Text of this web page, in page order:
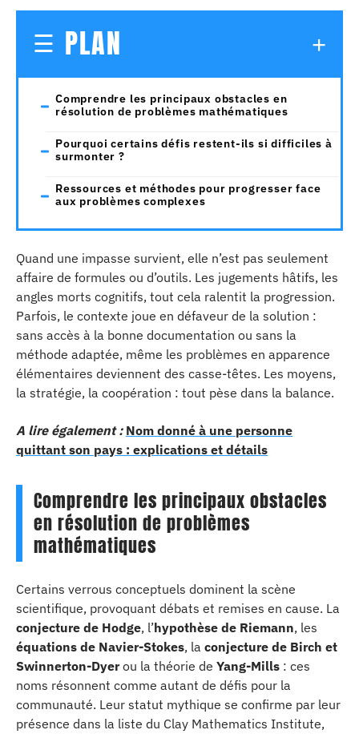
PLAN
Comprendre les principaux obstacles en
résolution de problèmes mathématiques
Pourquoi certains défis restent-ils si difficiles à
surmonter ?
Ressources et méthodes pour progresser face
aux problèmes complexes
Quand une impasse survient, elle n’est pas seulement
affaire de formules ou d’outils. Les jugements hâtifs, les
angles morts cognitifs, tout cela ralentit la progression.
Parfois, le contexte joue en défaveur de la solution :
sans accès à la bonne documentation ou sans la
méthode adaptée, même les problèmes en apparence
élémentaires deviennent des casse-têtes. Les moyens,
la stratégie, la coopération : tout pèse dans la balance.
A lire également : Nom donné à une personne
quittant son pays : explications et détails
Comprendre les principaux obstacles
en résolution de problèmes
mathématiques
Certains verrous conceptuels dominent la scène
scientifique, provoquant débats et remises en cause. La
conjecture de Hodge, l’hypothèse de Riemann, les
équations de Navier-Stokes, la conjecture de Birch et
Swinnerton-Dyerou la théorie de Yang-Mills : ces
noms résonnent comme autant de défis pour la
communauté. Leur statut mythique se confirme par leur
présence dans la liste du Clay Mathematics Institute,